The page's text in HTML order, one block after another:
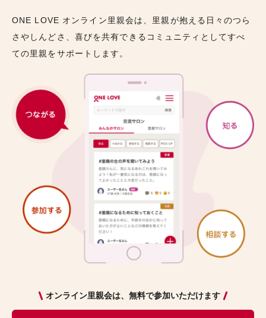
ONE LOVE オンライン里親会は、里親が抱える日々のつら
さやしんどさ、喜びを共有できるコミュニティとしてすべ
ての里親をサポートします。
オンライン里親会は、無料で参加いただけます